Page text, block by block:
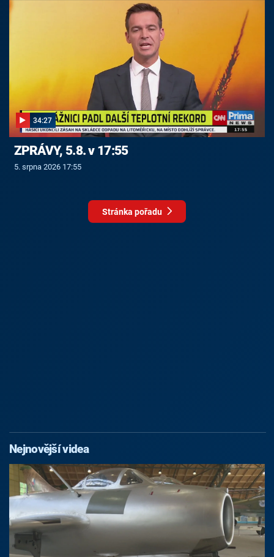
34:27
ZPRÁVY, 5.8. v 17:55
5. srpna 2026 17:55
Stránka pořadu
Nejnovější videa